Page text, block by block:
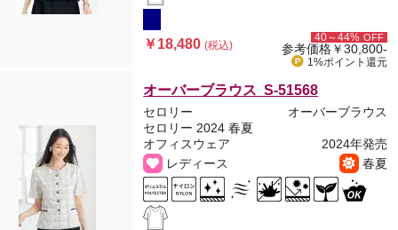
￥18,480(税込)
40～44% OFF
参考価格￥30,800-
1%ポイント 還元
オーバーブラウス S-51568
セロリー
オーバーブラウス
セロリー 2024 春夏
オフィスウェア
2024年発売
レディース
春夏